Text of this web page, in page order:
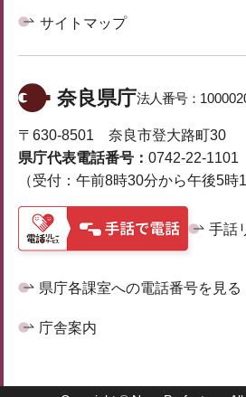
サイトマップ
奈良県庁法人番号：
〒630-8501 奈良市登大路町30
県庁代表電話番号： 0742-22-1101
（受付：午前8時30分から午後5時
手話
県庁各課室への電話番号を見る
庁舎案内